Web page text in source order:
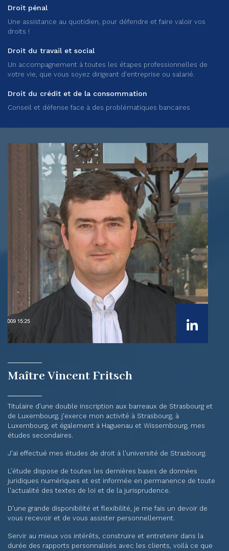
Droit pénal
Une assistance au quotidien, pour défendre et faire valoir vos
droits !
Droit du travail et social
Un accompagnement à toutes les étapes professionnelles de
votre vie, que vous soyez dirigeant d'entreprise ou salarié.
Droit du crédit et de la consommation
Conseil et défense face à des problématiques bancaires
Maître Vincent Fritsch
Titulaire d'une double inscription aux barreaux de Strasbourg et
de Luxembourg, j'exerce mon activité à Strasbourg, à
Luxembourg, et également à Haguenau et Wissembourg, mes
études secondaires.
J'ai effectué mes études de droit à l'université de Strasbourg.
L’étude dispose de toutes les dernières bases de données
juridiques numériques et est informée en permanence de toute
l'actualité des textes de loi et de la jurisprudence.
D'une grande disponibilité et flexibilité, je me fais un devoir de
vous recevoir et de vous assister personnellement.
Servir au mieux vos intérêts, construire et entretenir dans la
durée des rapports personnalisés avec les clients, voilà ce que